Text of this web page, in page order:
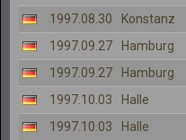
1997.08.30
Konstanz
1997.09.27
Hamburg
1997.09.27
Hamburg
1997.10.03
Halle
1997.10.03
Halle